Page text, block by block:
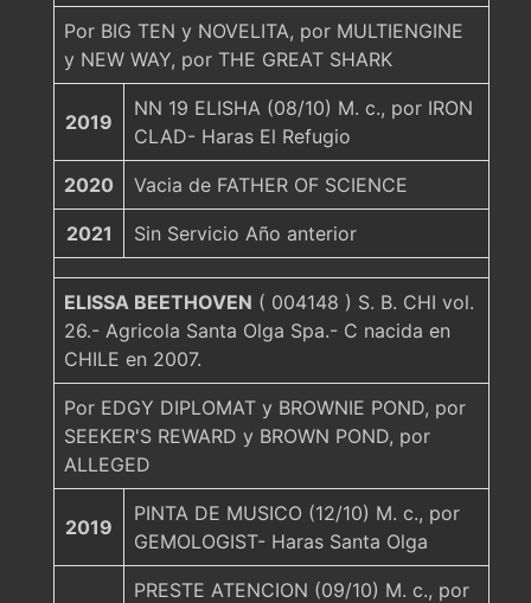
Por BIG TEN y NOVELITA, por MULTIENGINE
y NEW WAY, por THE GREAT SHARK
2019
NN 19 ELISHA (08/10) M. c., por IRON
CLAD- Haras El Refugio
2020 Vacia de FATHER OF SCIENCE
2021 Sin Servicio Año anterior
ELISSA BEETHOVEN ( 004148 ) S. B. CHI vol.
26.- Agricola Santa Olga Spa.- C nacida en
CHILE en 2007.
Por EDGY DIPLOMAT y BROWNIE POND, por
SEEKER'S REWARD y BROWN POND, por
ALLEGED
2019
PINTA DE MUSICO (12/10) M. c., por
GEMOLOGIST- Haras Santa Olga
PRESTE ATENCION (09/10) M. c., por